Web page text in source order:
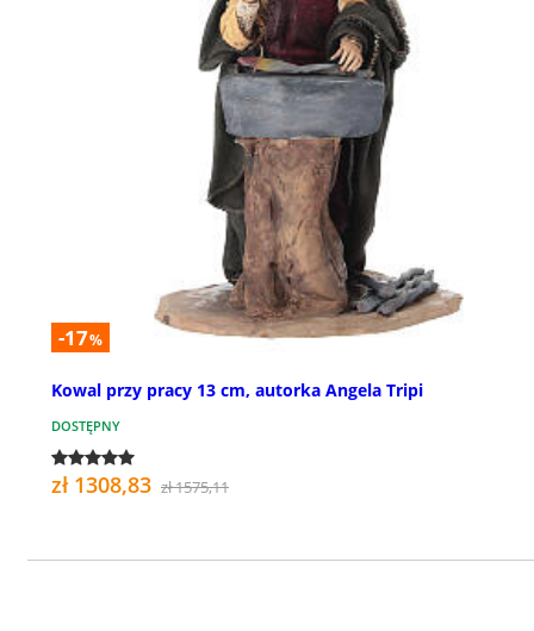
-17%
Kowal przy pracy 13 cm, autorka Angela Tripi
DOSTĘPNY
zł 1308,83 zł 1575,11